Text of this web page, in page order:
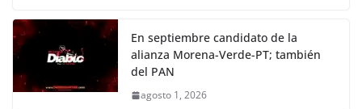
En septiembre candidato de la
alianza Morena-Verde-PT; también
del PAN
agosto 1, 2026